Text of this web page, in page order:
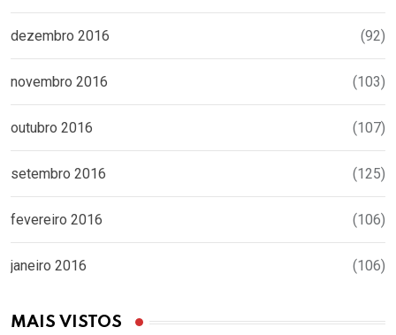
dezembro 2016 (92)
novembro 2016 (103)
outubro 2016 (107)
setembro 2016 (125)
fevereiro 2016 (106)
janeiro 2016 (106)
MAIS VISTOS